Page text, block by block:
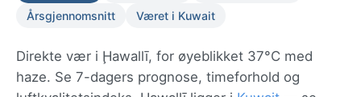
Årsgjennomsnitt
Været i Kuwait
Direkte vær i Ḩawallī, for øyeblikket 37°C med
haze. Se 7-dagers prognose, timeforhold og